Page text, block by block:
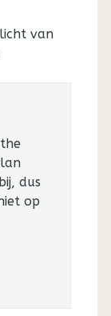
van
dus
op